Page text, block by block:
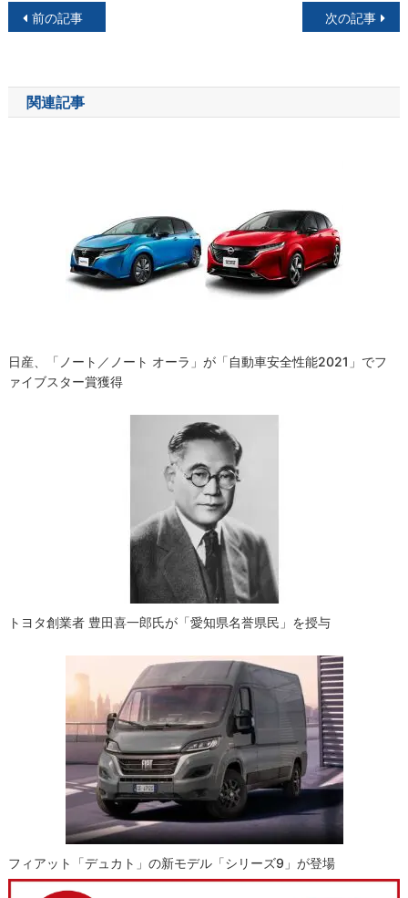
投
ナ
ビ
前の記事 次の記事
関連記事
日産、「ノート／ノート オーラ」が「自動車安全性能2021」でフ
ァイブスター賞獲得
トヨタ創業者 豊田喜一郎氏が「愛知県名誉県民」を授与
フィアット「デュカト」の新モデル「シリーズ9」が登場